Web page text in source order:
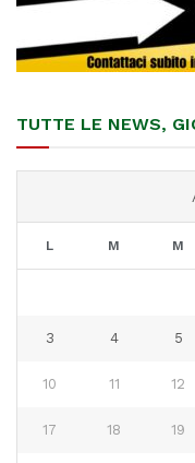
TUTTE LE NEWS,
L M M
3 4 5
10 11 12
17 18 19